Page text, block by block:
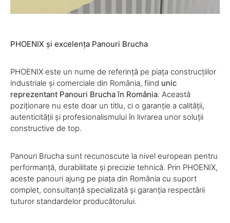
PHOENIX și excelența Panouri Brucha
PHOENIX este un nume de referință pe piața construcțiilor
industriale și comerciale din România, fiind unic
reprezentant Panouri Brucha în România. Această
poziționare nu este doar un titlu, ci o garanție a calității,
autenticității și profesionalismului în livrarea unor soluții
constructive de top.
Panouri Brucha sunt recunoscute la nivel european pentru
performanță, durabilitate și precizie tehnică. Prin PHOENIX,
aceste panouri ajung pe piața din România cu suport
complet, consultanță specializată și garanția respectării
tuturor standardelor producătorului.